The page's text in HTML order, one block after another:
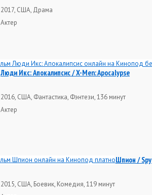
2017, США, Драма
Актер
Люди Икс: Апокалипсис / X-Men: Apocalypse
2016, США, Фантастика, Фэнтези, 136 минут
Актер
Шпион / Spy
2015, США, Боевик, Комедия, 119 минут